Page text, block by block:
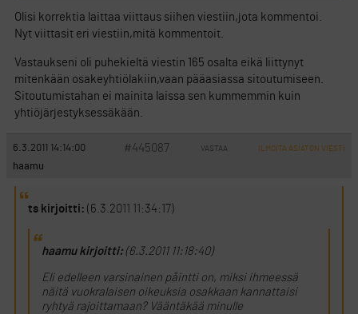
Olisi korrektia laittaa viittaus siihen viestiin,jota kommentoi.
Nyt viittasit eri viestiin,mitä kommentoit.
Vastaukseni oli puhekieltä viestin 165 osalta eikä liittynyt
mitenkään osakeyhtiölakiin,vaan pääasiassa sitoutumiseen.
Sitoutumistahan ei mainita laissa sen kummemmin kuin
yhtiöjärjestyksessäkään.
6.3.2011 14:14:00 #445087 VASTAA ILMOITA ASIATON VIESTI
haamu
ts kirjoitti: (6.3.2011 11:34:17)
haamu kirjoitti:(6.3.2011 11:18:40)
Eli edelleen varsinainen påintti on, miksi ihmeessä
näitä vuokralaisen oikeuksia osakkaan kannattaisi
ryhtyä rajoittamaan? Vääntäkää minulle